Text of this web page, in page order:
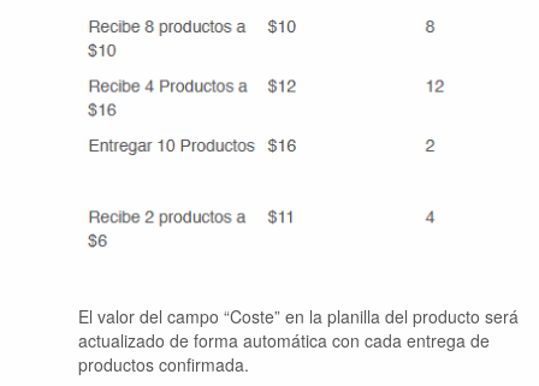
El valor del campo “Coste” en la planilla del producto será
actualizado de forma automática con cada entrega de
productos confirmada.